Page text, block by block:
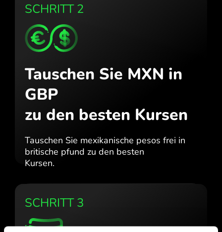
SCHRITT 2
Tauschen Sie MXN in
GBP
zu den besten Kursen
Tauschen Sie mexikanische pesos frei in
britische pfund zu den besten
Kursen.
SCHRITT 3